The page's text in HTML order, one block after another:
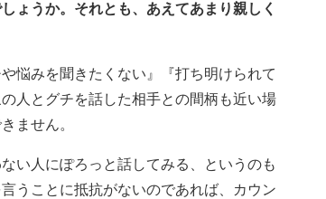
ょうか。それとも、あえてあまり親しく
悩みを聞きたくない』『打ち明けられて
人とグチを話した相手との間柄も近い場
ません。
い人にぽろっと話してみる、というのも
うことに抵抗がないのであれば、カウン